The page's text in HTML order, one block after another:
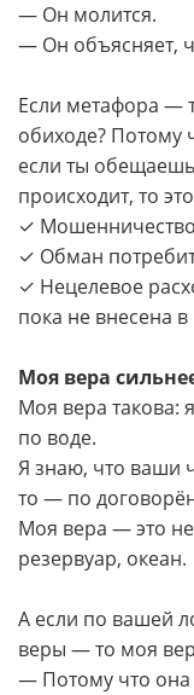
— Он молится.
— Он объясняет,
Если метафора —
обиходе? Потому
если ты обещаешь
происходит, то
✓
✓ Обман
✓ Нецелевое
пока не внесена
Моя вера
Моя вера такова:
по воде.
Я знаю, что ваши
то — по
Моя вера — это
резервуар, океан.
А если по вашей
веры — то моя
— Потому что она